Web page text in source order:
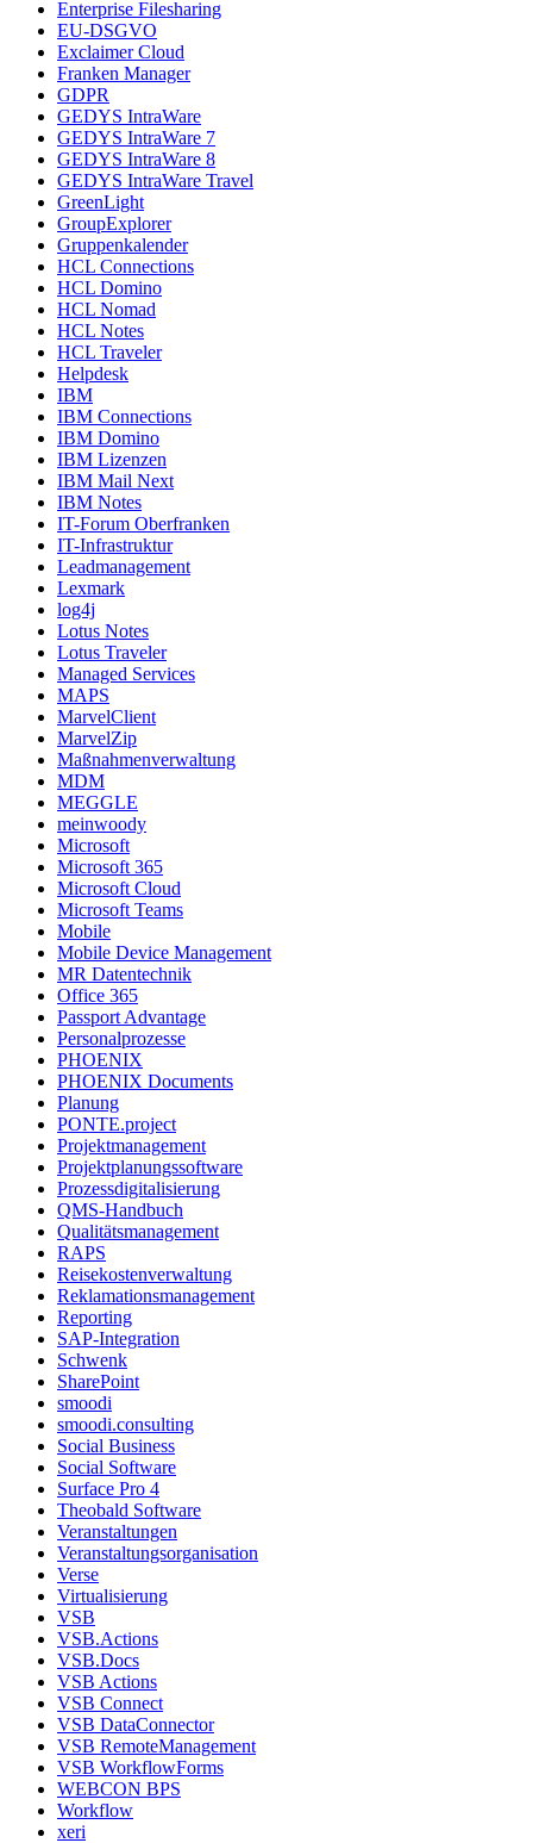
Enterprise Filesharing
EU-DSGVO
Exclaimer Cloud
Franken Manager
GDPR
GEDYS IntraWare
GEDYS IntraWare 7
GEDYS IntraWare 8
GEDYS IntraWare Travel
GreenLight
GroupExplorer
Gruppenkalender
HCL Connections
HCL Domino
HCL Nomad
HCL Notes
HCL Traveler
Helpdesk
IBM
IBM Connections
IBM Domino
IBM Lizenzen
IBM Mail Next
IBM Notes
IT-Forum Oberfranken
IT-Infrastruktur
Leadmanagement
Lexmark
log4j
Lotus Notes
Lotus Traveler
Managed Services
MAPS
MarvelClient
MarvelZip
Maßnahmenverwaltung
MDM
MEGGLE
meinwoody
Microsoft
Microsoft 365
Microsoft Cloud
Microsoft Teams
Mobile
Mobile Device Management
MR Datentechnik
Office 365
Passport Advantage
Personalprozesse
PHOENIX
PHOENIX Documents
Planung
PONTE.project
Projektmanagement
Projektplanungssoftware
Prozessdigitalisierung
QMS-Handbuch
Qualitätsmanagement
RAPS
Reisekostenverwaltung
Reklamationsmanagement
Reporting
SAP-Integration
Schwenk
SharePoint
smoodi
smoodi.consulting
Social Business
Social Software
Surface Pro 4
Theobald Software
Veranstaltungen
Veranstaltungsorganisation
Verse
Virtualisierung
VSB
VSB.Actions
VSB.Docs
VSB Actions
VSB Connect
VSB DataConnector
VSB RemoteManagement
VSB WorkflowForms
WEBCON BPS
Workflow
xeri